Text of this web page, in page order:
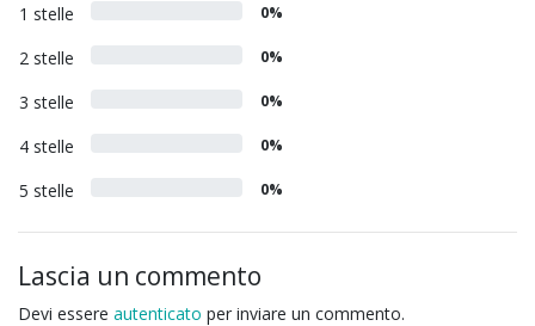
1 stelle 0%
2 stelle 0%
3 stelle 0%
4 stelle 0%
5 stelle 0%
Lascia un commento
Devi essere autenticato per inviare un commento.